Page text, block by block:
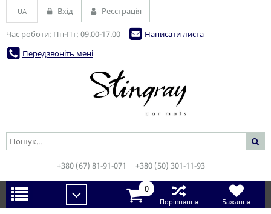
Час роботи: Пн-Пт: 09.00-17.00
Написати листа
Передзвоніть мені
UA Вхід Реєстрація
+380 (67) 81-91-071 +380 (50) 301-11-93
0
Порівняння Бажання